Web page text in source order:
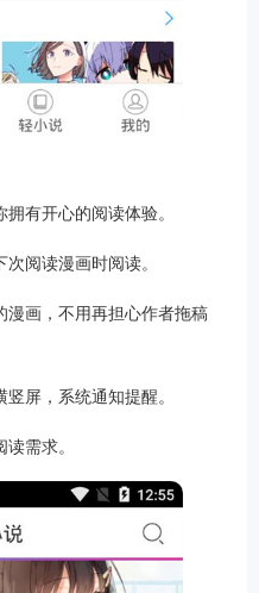
有开心的阅读体验。
阅读漫画时阅读。
漫画，不用再担心作者拖稿
屏，系统通知提醒。
需求。